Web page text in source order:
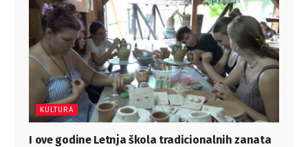
KULTURA
I ove godine Letnja škola tradicionalnih zanata